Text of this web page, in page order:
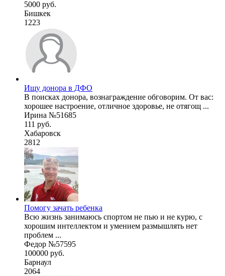
5000 руб.
Бишкек
1223
Ищу донора в ДФО
В поисках донора, вознаграждение обговорим. От вас:
хорошее настроение, отличное здоровье, не отягощ ...
Ирина №51685
111 руб.
Хабаровск
2812
Помогу зачать ребенка
Всю жизнь занимаюсь спортом не пью и не курю, с
хорошим интеллектом и умением размышлять нет
проблем ...
Федор №57595
100000 руб.
Барнаул
2064